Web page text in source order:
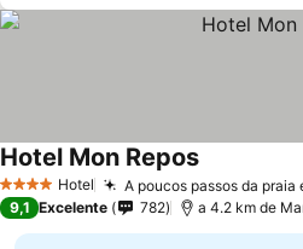
4 EstrelasHotel A poucos passos da
Hotel Mon ReposVer preços
9,1 Excelente 782 a 4.2 km de